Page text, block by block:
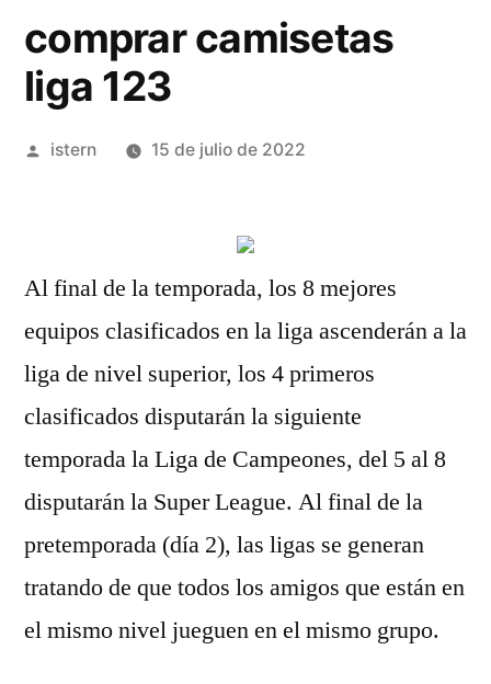
comprar camisetas
liga 123
Publicado
istern 15 de julio de 2022
Al final de la temporada, los 8 mejores
equipos clasificados en la liga ascenderán a la
liga de nivel superior, los 4 primeros
clasificados disputarán la siguiente
temporada la Liga de Campeones, del 5 al 8
disputarán la Super League. Al final de la
pretemporada (día 2), las ligas se generan
tratando de que todos los amigos que están en
el mismo nivel jueguen en el mismo grupo.